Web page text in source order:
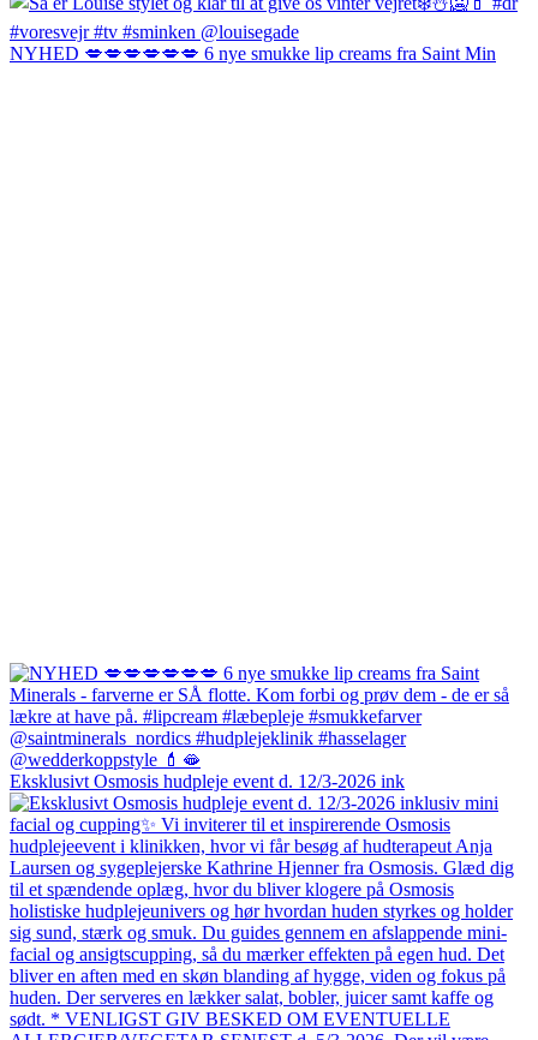
NYHED 💋💋💋💋💋💋 6 nye smukke lip creams fra Saint Min
Eksklusivt Osmosis hudpleje event d. 12/3-2026 ink